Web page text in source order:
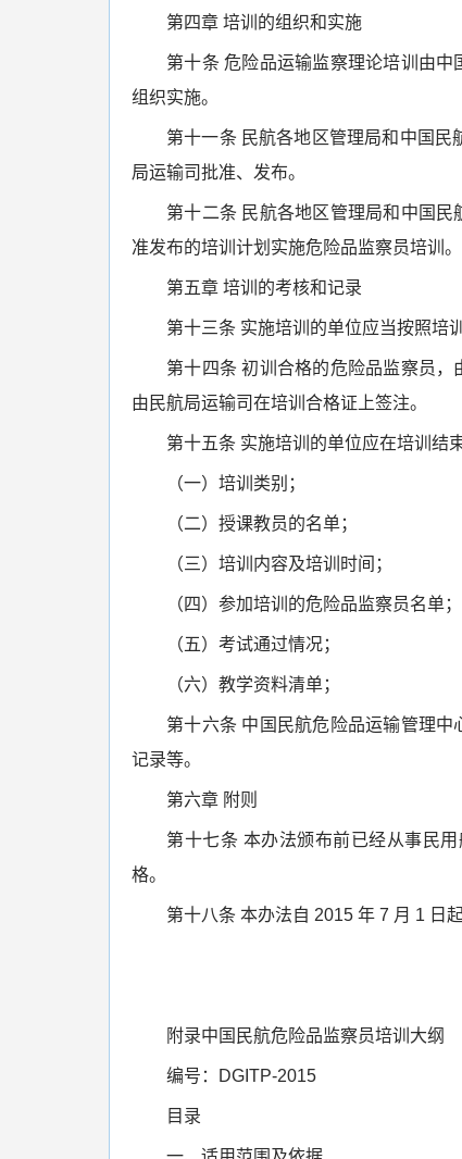
第四章 培训的组织和实施
第十条 危险品运输监察理论培训由
组织实施。
第十一条 民航各地区管理局和中国
局运输司批准、发布。
第十二条 民航各地区管理局和中国
准发布的培训计划实施危险品监察员培训。
第五章 培训的考核和记录
第十三条 实施培训的单位应当按照培
第十四条 初训合格的危险品监察员，
由民航局运输司在培训合格证上签注。
第十五条 实施培训的单位应在培训结
（一）培训类别；
（二）授课教员的名单；
（三）培训内容及培训时间；
（四）参加培训的危险品监察员名单；
（五）考试通过情况；
（六）教学资料清单；
第十六条 中国民航危险品运输管理中
记录等。
第六章 附则
第十七条 本办法颁布前已经从事民
格。
第十八条 本办法自 2015 年 7 月 1 日起
附录中国民航危险品监察员培训大纲
编号：DGITP-2015
目录